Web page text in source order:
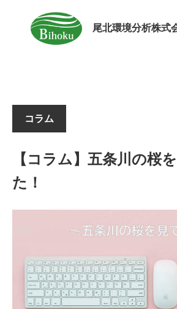
尾北環境分析株式
コラム
【コラム】五条川の桜
た！